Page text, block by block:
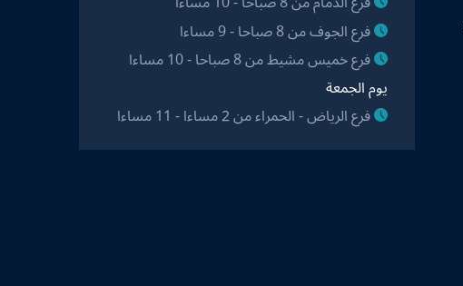
فرع الجوف من 8 صباحا - 9 مساءا
فرع خميس مشيط من 8 صباحا - 10 مساءا
يوم الجمعة
فرع الرياض - الحمراء من 2 مساءا - 11 مساءا